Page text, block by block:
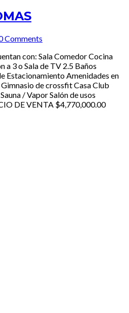
Comments
con: Sala Comedor Cocina
a 3 o Sala de TV 2.5 Baños
Estacionamiento Amenidades en
de crossfit Casa Club
/ Vapor Salón de usos
DE VENTA $4,770,000.00